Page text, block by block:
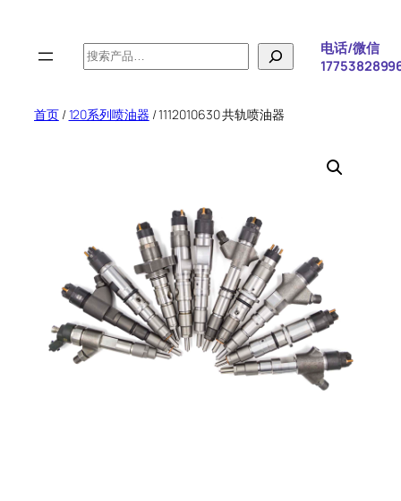
搜
索
电话/微信
首页/120系列喷油器 / 1112010630 共轨喷油器